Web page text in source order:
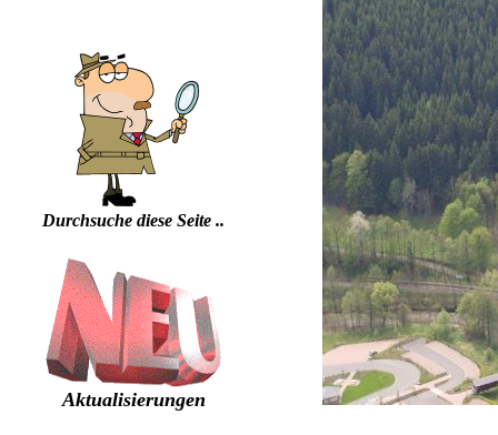
Durchsuche diese Seite ..
Aktualisierungen